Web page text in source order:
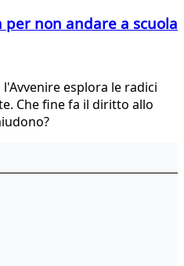
non andare a scuola
esplora le radici
Che fine fa il diritto allo